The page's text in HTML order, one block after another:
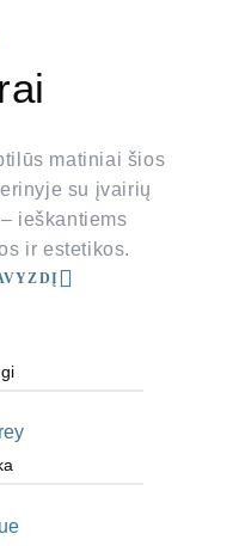
matiniai šios
su įvairių
ieškantiems
ir estetikos.